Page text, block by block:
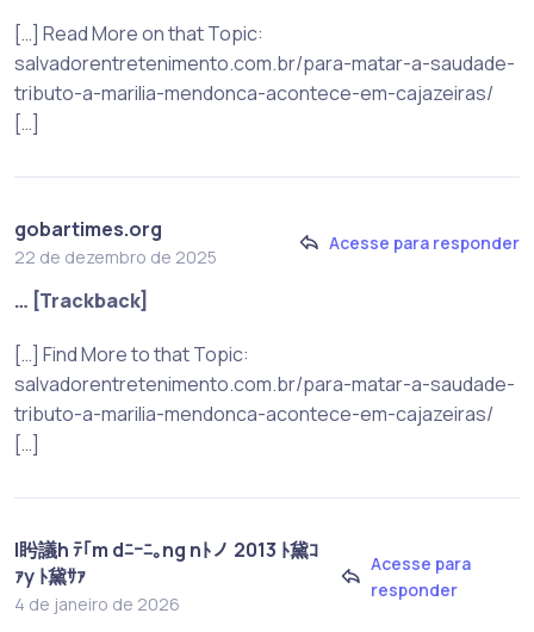
[…] Read More on that Topic:
salvadorentretenimento.com.br/para-matar-a-saudade-
tributo-a-marilia-mendonca-acontece-em-cajazeiras/
[…]
gobartimes.org
22 de dezembro de 2025
Acesse para responder
… [Trackback]
[…] Find More to that Topic:
salvadorentretenimento.com.br/para-matar-a-saudade-
tributo-a-marilia-mendonca-acontece-em-cajazeiras/
[…]
l盻議h ﾃ｢m dﾆｰﾆ｡ng nﾄノ 2013 ﾄ黛ｺ
ｧy ﾄ黛ｻｧ
4 de janeiro de 2026
Acesse para
responder